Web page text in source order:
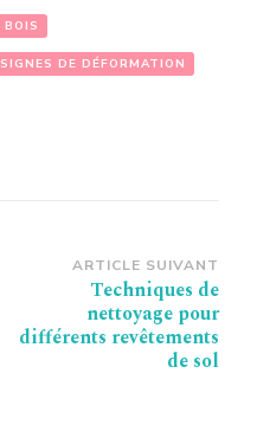
BOIS
SIGNES DE DÉFORMATION
ARTICLE SUIVANT
Techniques de
nettoyage pour
différents revêtements
de sol